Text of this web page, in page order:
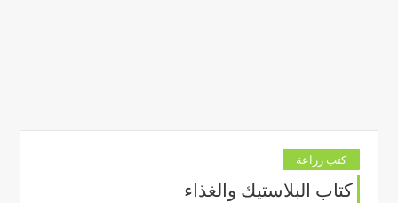
كتب زراعة
كتاب البلاستيك والغذاء